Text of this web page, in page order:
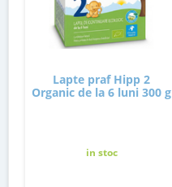
Lapte praf Hipp 2
Organic de la 6 luni 300 g
in stoc